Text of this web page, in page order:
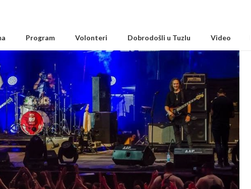
Program Volonteri Dobrodošli u Tuzlu Video